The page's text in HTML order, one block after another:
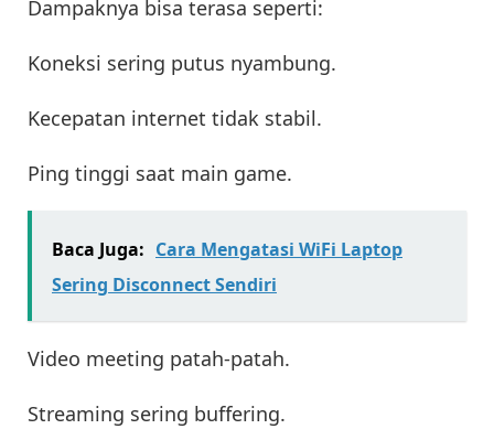
Dampaknya bisa terasa seperti:
Koneksi sering putus nyambung.
Kecepatan internet tidak stabil.
Ping tinggi saat main game.
Baca Juga: Cara Mengatasi WiFi Laptop
Sering Disconnect Sendiri
Video meeting patah-patah.
Streaming sering buffering.